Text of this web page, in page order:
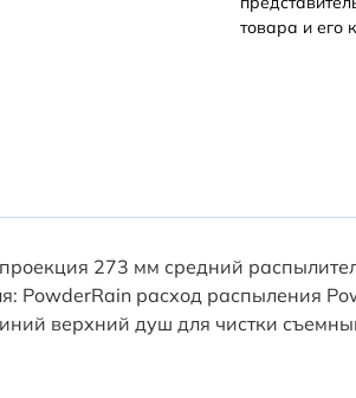
товара и его
273 мм средний
PowderRain расход распыления
верхний душ для чистки